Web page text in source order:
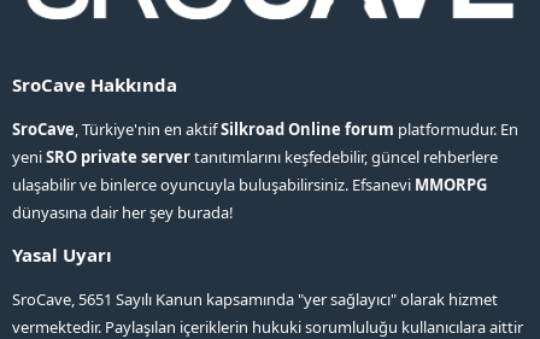
SroCave Hakkında
SroCave, Türkiye'nin en aktifSilkroad Online forum platformudur. En
yeniSRO private servertanıtımlarını keşfedebilir, güncel rehberlere
ulaşabilir ve binlerce oyuncuyla buluşabilirsiniz. Efsanevi MMORPG
dünyasına dair her şey burada!
Yasal Uyarı
SroCave, 5651 Sayılı Kanun kapsamında "yer sağlayıcı" olarak hizmet
vermektedir. Paylaşılan içeriklerin hukuki sorumluluğu kullanıcılara aittir